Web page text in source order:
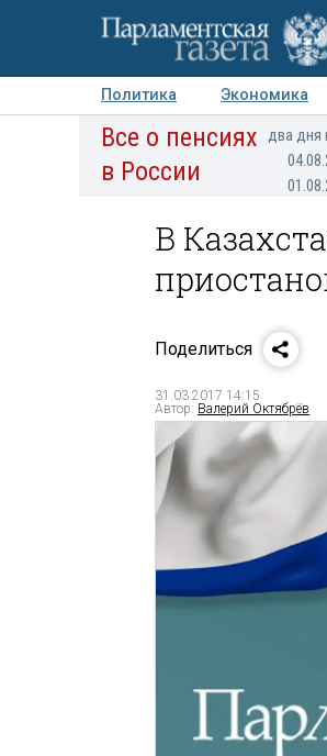
Политика Экономика
Авторы Персоны
Все о пенсиях
в России
два дня
В
Поделиться
31.03.2017 14:15
Автор: Валерий Октябрёв